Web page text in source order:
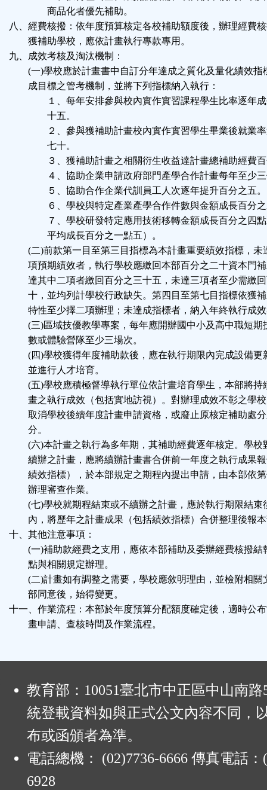
商品化者優先補助。
八、經費核撥：依年度預算核定各校補助額度後，辦理經費
獲補助學校，應依計畫執行專款專用。
九、成效考核及淘汰機制：
(一)學校應於計畫書中自訂分年達成之質化及量化績效指
成目標之管考機制，並將下列指標納入執行：
１、每年安排參與校內實作實習課程學生比率逐年成
十五。
２、參與獲補助計畫校內實作實習學生畢業後就業率
七十。
３、獲補助計畫之相關衍生收益達計畫總補助經費百
４、協助企業申請政府部門產學合作計畫每年至少三
５、協助合作企業代訓員工人次逐年提升百分之五。
６、學校與特定產業產學合作件數與金額成長百分之
７、學校研發特定應用技術移轉金額成長百分之四點
平均成長百分之一點五）。
(二)前款第一目至第三目指標為本計畫重要績效指標，未
項預期績效者，執行學校應繳回本部百分之二十資本門補
達其中二項者繳回百分之三十五，未達三項者至少需繳回
十，並均列計學校行政缺失。第四目至第七目指標依獲補
特性至少擇二項辦理；未達成指標者，納入年終執行成
(三)區域技優教學專案，每年應開辦國中小及高中職短期
數或體驗營隊至少三場次。
(四)學校獲得年度補助款後，應在執行期限內完成設備更
並進行人才培育。
(五)學校應積極督導執行單位依計畫培育學生，本部將持
畫之執行成效（包括實地訪視）。對辦理成效不彰之學校
取消學校後續年度計畫申請資格，或廢止原核定補助處分
分。
(六)本計畫之執行為多年期，其補助經費逐年核定。學校
續辦之計畫，應將續辦計畫書合併前一年度之執行成果報
績效指標），於本部規定之期程內提出申請，由本部依第
辦理審查作業。
(七)學校就期程結束或不續辦之計畫，應於執行期限結束
內，將歷年之計畫成果（包括績效指標）合併整理後報本
十、其他注意事項：
(一)補助款經費之支用，應依本部補助及委辦經費核撥結
點與相關規定辦理。
(二)計畫如有調整之需要，學校應敘明理由，並檢附相關
部同意後，始得變更。
十一、作業流程：本部於年度預算分配額度確定後，適時公
畫申請、查核時間及作業流程。
教育部：10051臺北市中正區中山南
統登載資料如與正式公文內容不同，
布或函頒者為準。
電話總機： (02)7736-6666 傳真電話：
6928